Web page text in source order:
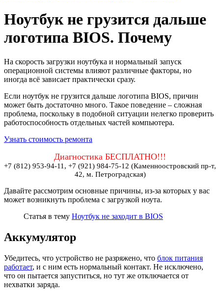
Ноутбук не грузится дальше
логотипа BIOS. Почему
На скорость загрузки ноутбука и нормальный запуск
операционной системы влияют различные факторы, но
иногда всё зависает практически сразу.
Если ноутбук не грузится дальше логотипа BIOS, причин
может быть достаточно много. Такое поведение – сложная
проблема, поскольку в подобной ситуации нелегко проверить
работоспособность отдельных частей компьютера.
Узнать стоимость ремонта
Диагностика БЕСПЛАТНО!!!
+7 (812) 953-94-11, +7 (921) 984-75-12 (Каменноостровский пр-т,
42, м. Петроградская)
Давайте рассмотрим основные причины, из-за которых у вас
может возникнуть проблема с загрузкой ноута.
Статья в тему Ноутбук не заходит в BIOS
Аккумулятор
Убедитесь, что устройство не разряжено, что блок питания
работает, и с ним есть нормальный контакт. Не исключено,
что он пытается запуститься, но тут же отключается от
нехватки заряда.